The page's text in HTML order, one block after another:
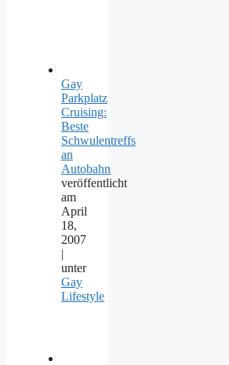
Gay
Parkplatz
Cruising:
Beste
Schwulentreffs
an
Autobahn
veröffentlicht
am
April
18,
2007
|
unter
Gay
Lifestyle